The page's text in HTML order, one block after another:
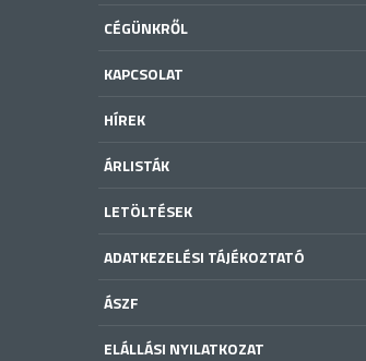
CÉGÜNKRŐL
KAPCSOLAT
HÍREK
ÁRLISTÁK
LETÖLTÉSEK
ADATKEZELÉSI TÁJÉKOZTATÓ
ÁSZF
ELÁLLÁSI NYILATKOZAT